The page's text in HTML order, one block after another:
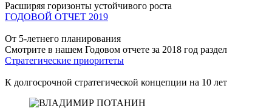
Расширяя горизонты устойчивого роста
ГОДОВОЙ ОТЧЕТ 2019
От 5-летнего планирования
Смотрите в нашем Годовом отчете за 2018 год раздел
Стратегические приоритеты
К долгосрочной стратегической концепции на 10 лет